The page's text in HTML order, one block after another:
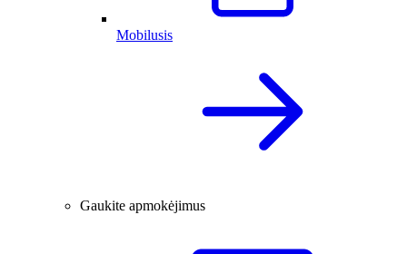
Mobilusis
Gaukite apmokėjimus